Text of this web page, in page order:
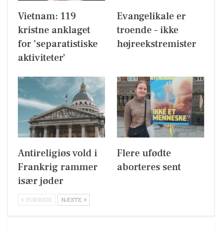
Vietnam: 119
kristne anklaget
for ’separatistiske
aktiviteter’
Evangelikale er
troende – ikke
højreekstremister
Antireligiøs vold i
Frankrig rammer
især jøder
Flere ufødte
aborteres sent
FORRIGE NÆSTE